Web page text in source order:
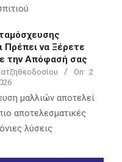
Πρέπει να Ξέρετε
την Απόφασή σας
On: 2
μαλλιών αποτελεί
αποτελεσματικές
λύσεις